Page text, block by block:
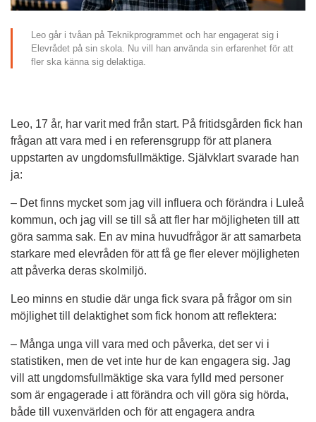
Leo går i tvåan på Teknikprogrammet och har engagerat sig i
Elevrådet på sin skola. Nu vill han använda sin erfarenhet för att
fler ska känna sig delaktiga.
Leo, 17 år, har varit med från start. På fritidsgården fick han
frågan att vara med i en referensgrupp för att planera
uppstarten av ungdomsfullmäktige. Självklart svarade han
ja:
– Det finns mycket som jag vill influera och förändra i Luleå
kommun, och jag vill se till så att fler har möjligheten till att
göra samma sak. En av mina huvudfrågor är att samarbeta
starkare med elevråden för att få ge fler elever möjligheten
att påverka deras skolmiljö.
Leo minns en studie där unga fick svara på frågor om sin
möjlighet till delaktighet som fick honom att reflektera:
– Många unga vill vara med och påverka, det ser vi i
statistiken, men de vet inte hur de kan engagera sig. Jag
vill att ungdomsfullmäktige ska vara fylld med personer
som är engagerade i att förändra och vill göra sig hörda,
både till vuxenvärlden och för att engagera andra